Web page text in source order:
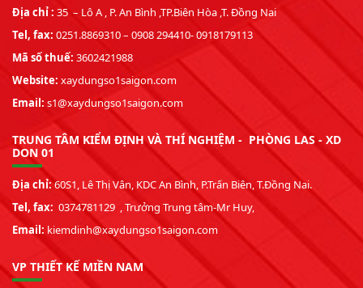
Địa chỉ : 35 – Lô A , P. An Bình ,TP.Biên Hòa ,T. Đồng Nai
Tel, fax: 0251.8869310 – 0908 294410- 0918179113
Mã số thuế: 3602421988
Website: xaydungso1saigon.com
Email: s1@xaydungso1saigon.com
TRUNG TÂM KIỂM ĐỊNH VÀ THÍ NGHIỆM - PHÒNG LAS - XD
DON 01
Địa chỉ:60S1, Lê Thị Vân, KDC An Bình, P.Trấn Biên, T.Đồng Nai.
Tel, fax: 0374781129 , Trưởng Trung tâm-Mr Huy,
Email: kiemdinh@xaydungso1saigon.com
VP THIẾT KẾ MIỀN NAM